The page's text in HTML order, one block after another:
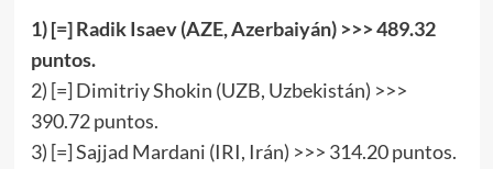
1) [=] Radik Isaev (AZE, Azerbaiyán) >>>489.32
puntos.
2) [=] Dimitriy Shokin (UZB, Uzbekistán) >>>
390.72 puntos.
3) [=] Sajjad Mardani (IRI, Irán) >>> 314.20 puntos.